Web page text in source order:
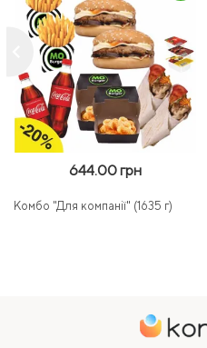
644.00 грн
Комбо "Для компанії" (1635 г)